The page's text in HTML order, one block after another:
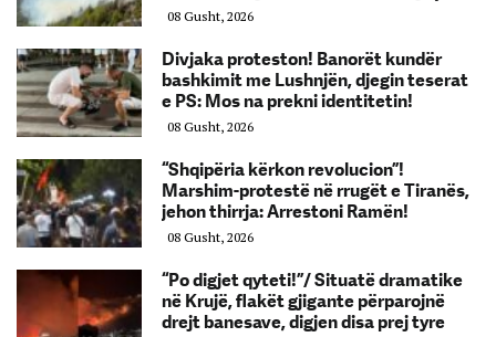
08 Gusht, 2026
Divjaka proteston! Banorët kundër
bashkimit me Lushnjën, djegin teserat
e PS: Mos na prekni identitetin!
08 Gusht, 2026
“Shqipëria kërkon revolucion”!
Marshim-protestë në rrugët e Tiranës,
jehon thirrja: Arrestoni Ramën!
08 Gusht, 2026
“Po digjet qyteti!”/ Situatë dramatike
në Krujë, flakët gjigante përparojnë
drejt banesave, digjen disa prej tyre